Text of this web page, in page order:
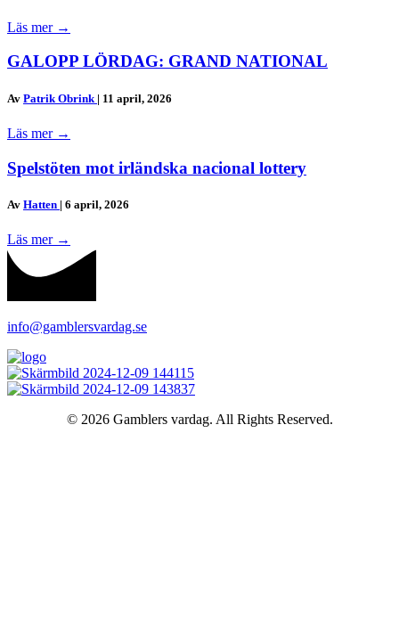
Läs mer →
GALOPP LÖRDAG: GRAND NATIONAL
Av Patrik Obrink | 11 april, 2026
Läs mer →
Spelstöten mot irländska nacional lottery
Av Hatten | 6 april, 2026
Läs mer →
info@gamblersvardag.se
© 2026 Gamblers vardag. All Rights Reserved.